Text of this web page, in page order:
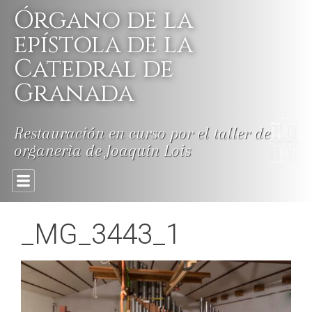
contentÓrgano de la
epístola de la
Catedral de
Granada
Restauración en curso por el taller de
organerìa de Joaquín Lois
_MG_3443_1